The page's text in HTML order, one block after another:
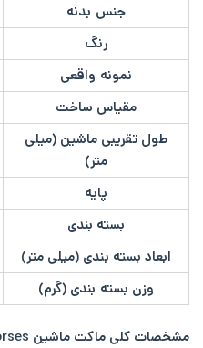
جنس بدنه
رنگ
نمونه واقعی
مقیاس ساخت
طول تقریبی ماشین (میلی
متر)
پایه
بسته بندی
ابعاد بسته بندی (میلی متر)
وزن بسته بندی (گرم)
مشخصات کلی